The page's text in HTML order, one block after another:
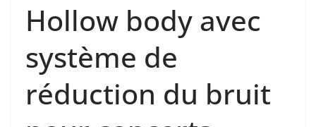
Hollow body avec
système de
réduction du bruit